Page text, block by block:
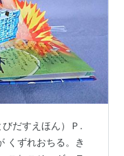
だすえほん）Ｐ.
くずれおちる。き